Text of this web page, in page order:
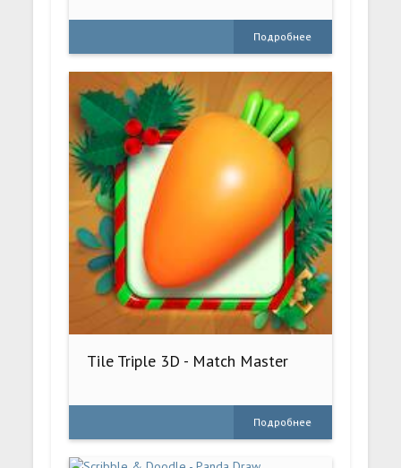
Подробнее
Tile Triple 3D - Match Master
Подробнее